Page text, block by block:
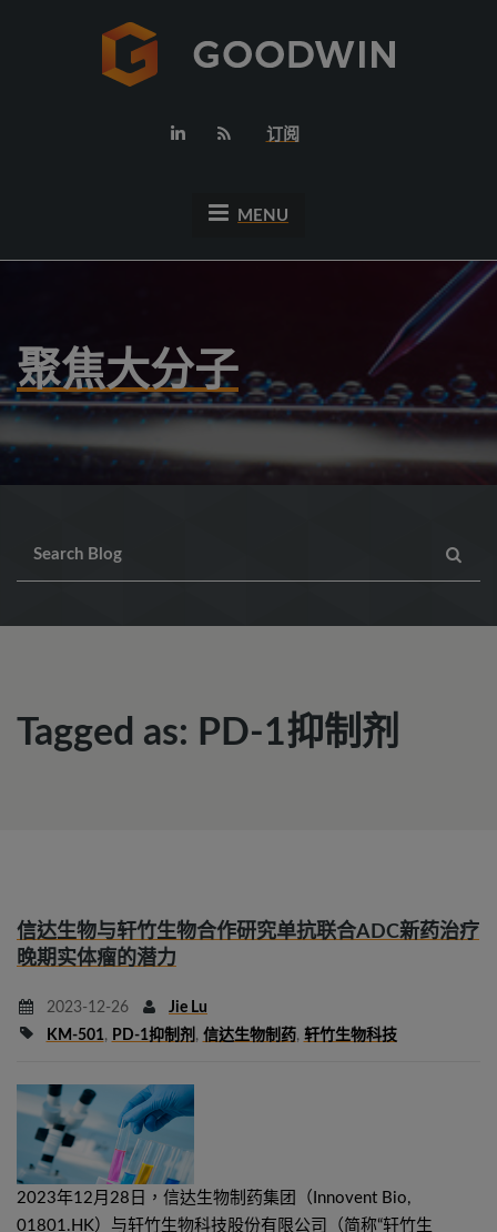
订阅
MENU
聚焦大分子
Tagged as: PD-1抑制剂
信达生物与轩竹生物合作研究单抗联合ADC新药治疗
晚期实体瘤的潜力
2023-12-26
Jie Lu
KM-501, PD-1抑制剂 , 信达生物制药, 轩竹生物科技
2023年12月28日，信达生物制药集团（Innovent Bio,
01801.HK）与轩竹生物科技股份有限公司（简称“轩竹生